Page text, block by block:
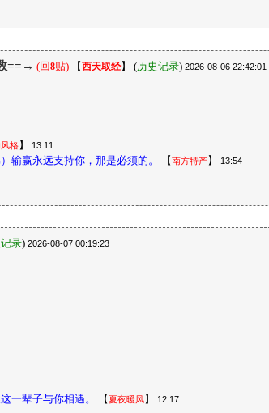
==→ (回8贴) 【西天取经】 (历史记录) 2026-08-06 22:42:01
格】 13:11
输赢永远支持你，那是必须的。 【南方特产】 13:54
录) 2026-08-07 00:19:23
一辈子与你相遇。 【夏夜暖风】 12:17